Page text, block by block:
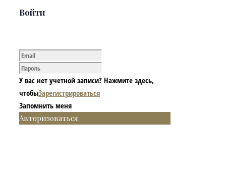
Войти
У вас нет учетной записи? Нажмите здесь,
чтобыЗарегистрироваться
Запомнить меня
Авторизоваться